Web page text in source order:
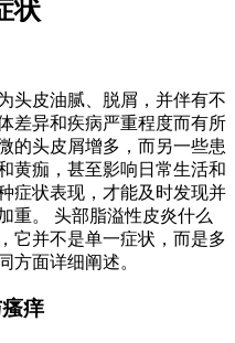
状
头皮油腻、脱屑，并伴有不
差异和疾病严重程度而有所
的头皮屑增多，而另一些患
黄痂，甚至影响日常生活和
症状表现，才能及时发现并
重。 头部脂溢性皮炎什么
它并不是单一症状，而是多
方面详细阐述。
痒